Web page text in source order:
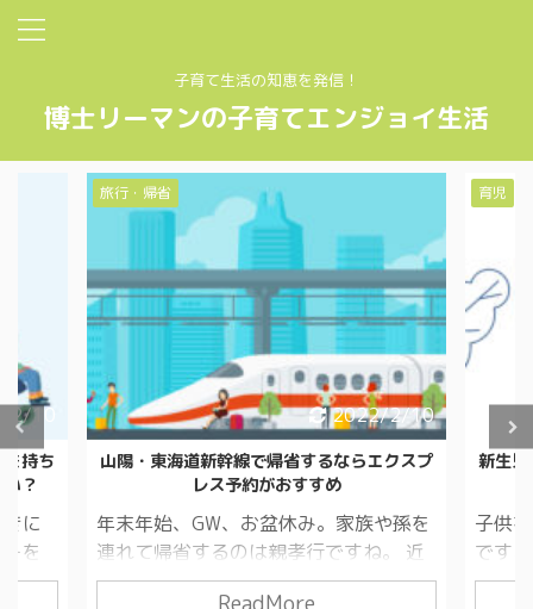
子育て生活の知恵を発信！
博士リーマンの子育てエンジョイ生活
2/10
持ち
？
に
を
な
旅行・帰省
2022/2/10
山陽・東海道新幹線で帰省するならエクスプ
レス予約がおすすめ
年末年始、GW、お盆休み。家族や孫を
連れて帰省するのは親孝行ですね。 近
くなら比較的気楽に帰れますが、遠方
育児
新生
子供
です
抱っ